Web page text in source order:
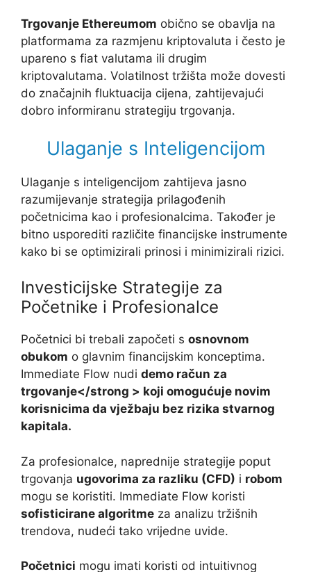
Trgovanje Ethereumom obično se obavlja na
platformama za razmjenu kriptovaluta i često je
upareno s fiat valutama ili drugim
kriptovalutama. Volatilnost tržišta može dovesti
do značajnih fluktuacija cijena, zahtijevajući
dobro informiranu strategiju trgovanja.
Ulaganje s Inteligencijom
Ulaganje s inteligencijom zahtijeva jasno
razumijevanje strategija prilagođenih
početnicima kao i profesionalcima. Također je
bitno usporediti različite financijske instrumente
kako bi se optimizirali prinosi i minimizirali rizici.
Investicijske Strategije za
Početnike i Profesionalce
Početnici bi trebali započeti s osnovnom
obukom o glavnim financijskim konceptima.
Immediate Flow nudi demo račun za
trgovanje</strong > koji omogućuje novim
korisnicima da vježbaju bez rizika stvarnog
kapitala.
Za profesionalce, naprednije strategije poput
trgovanja ugovorima za razliku (CFD) i robom
mogu se koristiti. Immediate Flow koristi
sofisticirane algoritme za analizu tržišnih
trendova, nudeći tako vrijedne uvide.
Početnici mogu imati koristi od intuitivnog